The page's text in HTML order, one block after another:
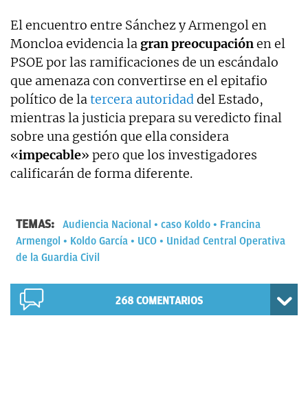
El encuentro entre Sánchez y Armengol en
Moncloa evidencia la gran preocupaciónen el
PSOE por las ramificaciones de un escándalo
que amenaza con convertirse en el epitafio
político de latercera autoridaddel Estado,
mientras la justicia prepara su veredicto final
sobre una gestión que ella considera
«impecable» pero que los investigadores
calificarán de forma diferente.
TEMAS: Audiencia Nacional caso Koldo
Francina
Armengol
Koldo García UCO
Unidad Central Operativa
de la Guardia Civil
268 COMENTARIOS